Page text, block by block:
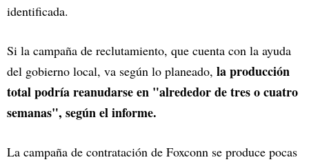
identificada.
Si la campaña de reclutamiento, que cuenta con la ayuda
del gobierno local, va según lo planeado, la producción
total podría reanudarse en "alrededor de tres o cuatro
semanas", según el informe.
La campaña de contratación de Foxconn se produce pocas